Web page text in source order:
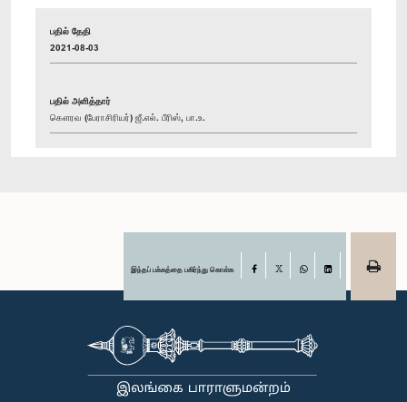
பதில் தேதி
2021-08-03
பதில் அளித்தார்
கௌரவ (பேராசிரியர்) ஜீ.எல். பீரிஸ், பா.உ.
இந்தப் பக்கத்தை பகிர்ந்து கொள்க Facebook